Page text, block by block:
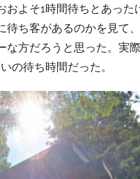
およそ1時間待ちとあった
待ち客があるのかを見て
な方だろうと思った。実
の待ち時間だった。